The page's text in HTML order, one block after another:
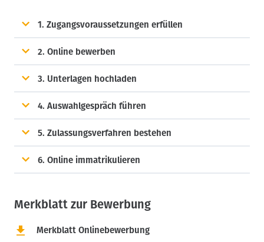
1. Zugangsvoraussetzungen erfüllen
2. Online bewerben
3. Unterlagen hochladen
4. Auswahlgespräch führen
5. Zulassungsverfahren bestehen
6. Online immatrikulieren
Merkblatt zur Bewerbung
Merkblatt Onlinebewerbung